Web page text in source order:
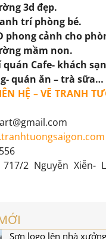
3d đẹp.
trí phòng bé.
phong cảnh cho
mầm non.
Cafe- khách sạn
quán ăn – trà sữa…
HỆ – VẼ TRANH
717/2 Nguyễn Xiễn-
Sơn logo lên nhà